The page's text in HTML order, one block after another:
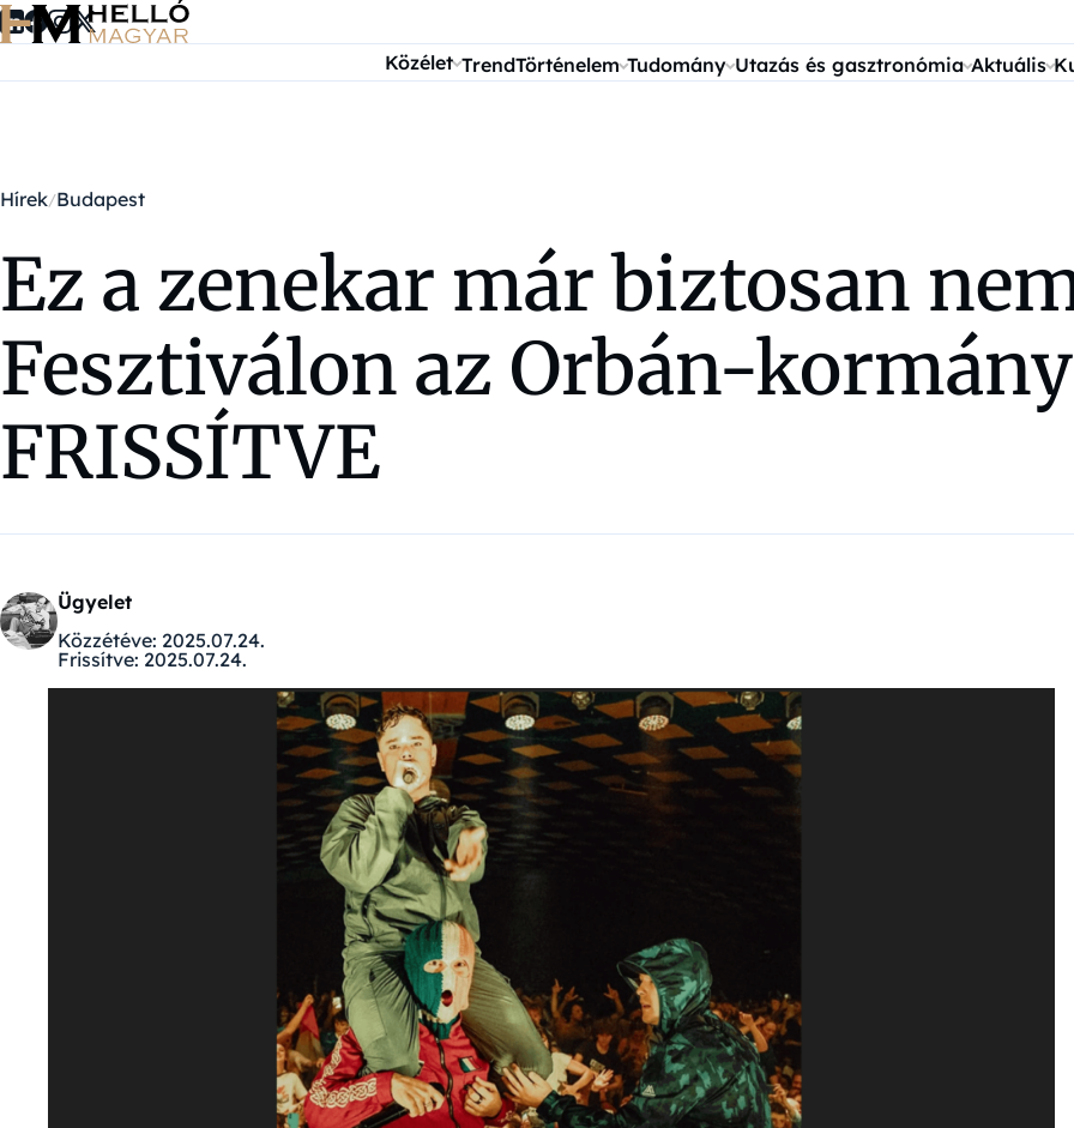
Ugrás a tartalomra
Közélet TrendTörténelem Tudomány Utazás és gasztronómia Aktuális
Hírek Budapest
Ez a zenekar már biztosan
Fesztiválon az Orbán-
FRISSÍTVE
Ügyelet
Közzétéve: 2025.07.24.
Frissítve: 2025.07.24.